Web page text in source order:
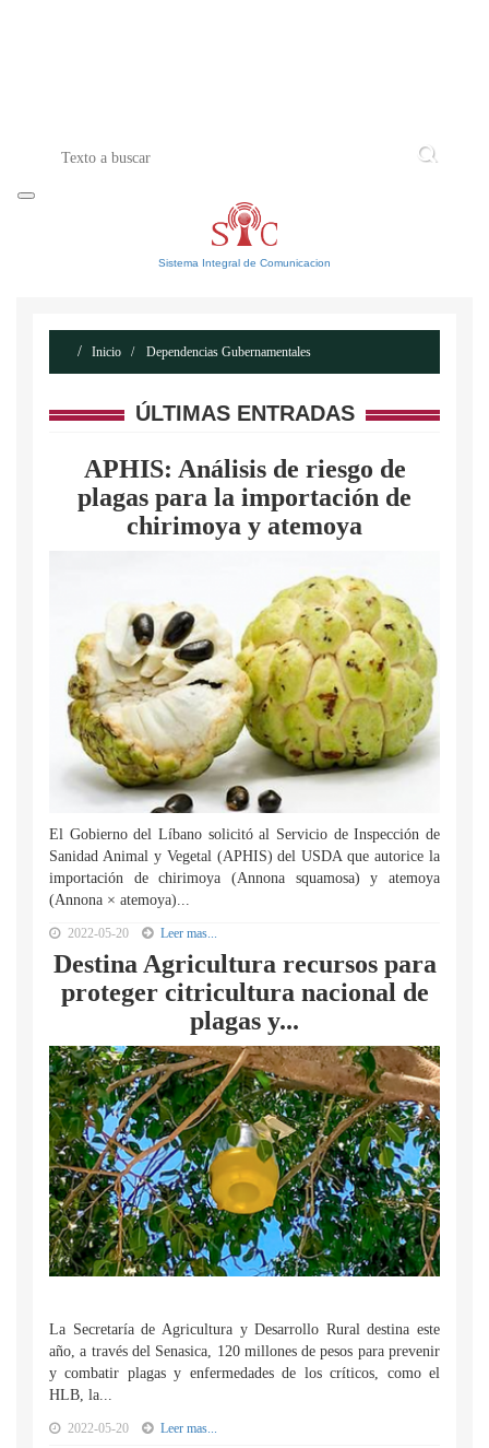
Sistema Integral de Comunicacion
Inicio Dependencias Gubernamentales
ÚLTIMAS ENTRADAS
APHIS: Análisis de riesgo de
plagas para la importación de
chirimoya y atemoya
El Gobierno del Líbano solicitó al Servicio de Inspección de
Sanidad Animal y Vegetal (APHIS) del USDA que autorice la
importación de chirimoya (Annona squamosa) y atemoya
(Annona × atemoya)...
2022-05-20 Leer mas...
Destina Agricultura recursos para
proteger citricultura nacional de
plagas y...
La Secretaría de Agricultura y Desarrollo Rural destina este
año, a través del Senasica, 120 millones de pesos para prevenir
y combatir plagas y enfermedades de los críticos, como el
HLB, la...
2022-05-20 Leer mas...